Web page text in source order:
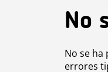
No
No se ha
errores